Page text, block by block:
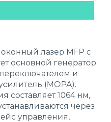
лазер MFP с
основной генератор
и
(MOPA).
составляет 1064 нм,
через
управления,